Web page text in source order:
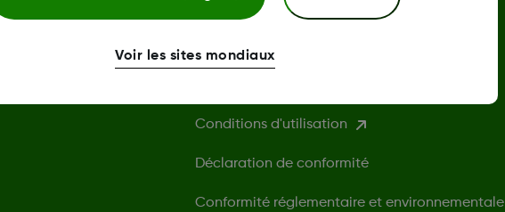
Politique de confidentialité
Conditions d'utilisation
Déclaration de conformité
Conformité réglementaire et environnementale
Voir les sites mondiaux